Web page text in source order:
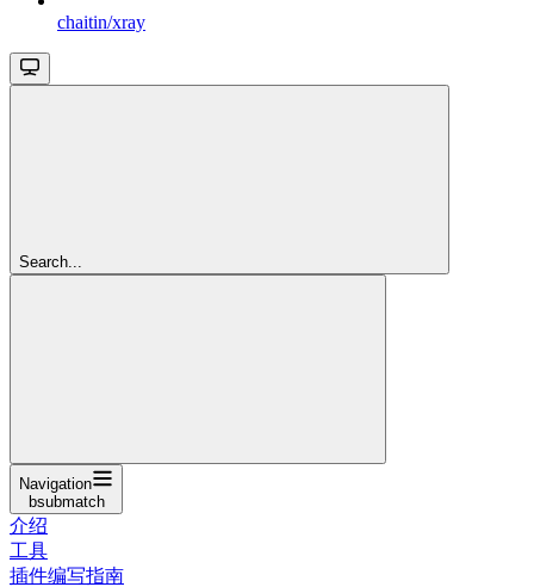
chaitin/xray
Search...
Navigation
bsubmatch
介绍
工具
插件编写指南